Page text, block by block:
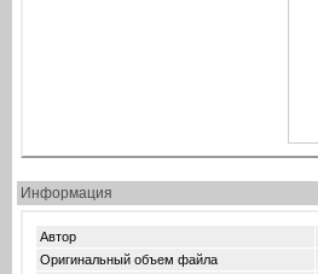
Информация
Автор
Оригинальный объем файла